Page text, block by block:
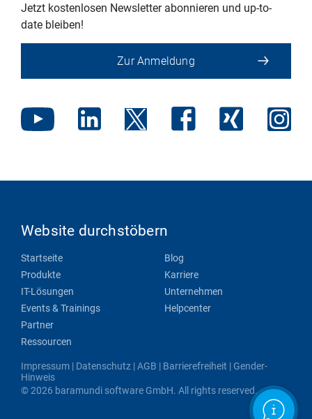
Jetzt kostenlosen Newsletter abonnieren und up-to-
date bleiben!
Zur Anmeldung
Website durchstöbern
Startseite
Produkte
IT-Lösungen
Events & Trainings
Partner
Ressourcen
Blog
Karriere
Unternehmen
Helpcenter
Impressum | Datenschutz |AGB | Barrierefreiheit | Gender-
Hinweis
© 2026 baramundi software GmbH. All rights reserved.